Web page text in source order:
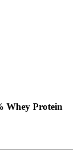
Whey Protein